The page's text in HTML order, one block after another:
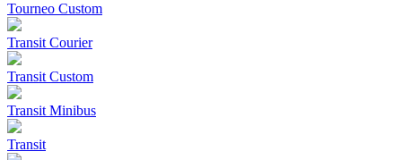
Tourneo Custom
Transit Courier
Transit Custom
Transit Minibus
Transit